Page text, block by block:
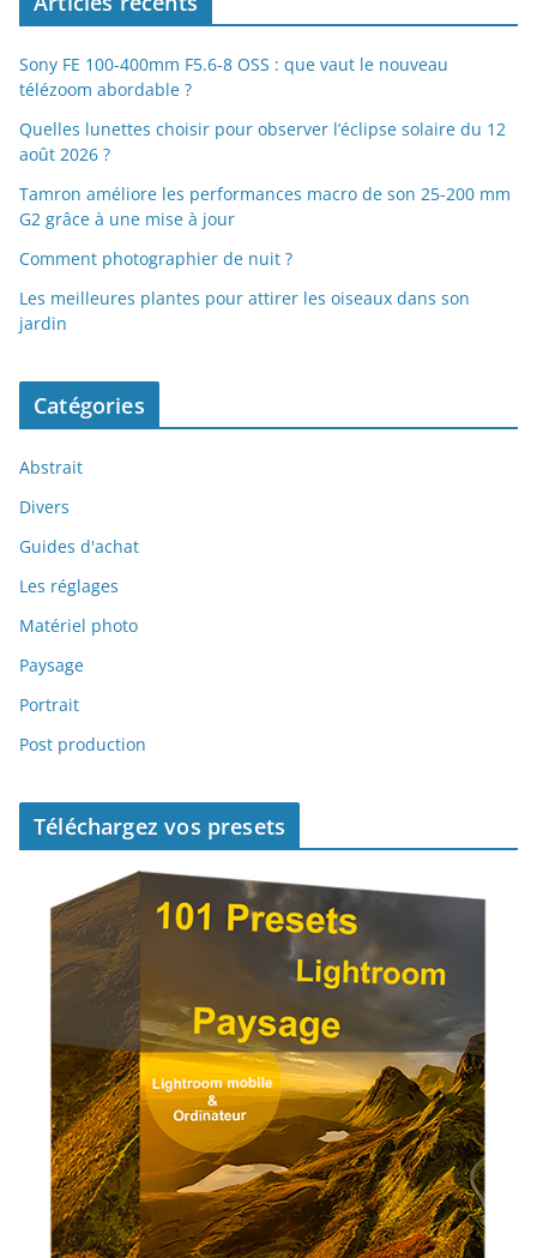
Sony FE 100-400mm F5.6-8 OSS : que vaut le nouveau
télézoom abordable ?
Quelles lunettes choisir pour observer l’éclipse solaire du 12
août 2026 ?
Tamron améliore les performances macro de son 25-200 mm
G2 grâce à une mise à jour
Comment photographier de nuit ?
Les meilleures plantes pour attirer les oiseaux dans son
jardin
Catégories
Abstrait
Divers
Guides d'achat
Les réglages
Matériel photo
Paysage
Portrait
Post production
Téléchargez vos presets